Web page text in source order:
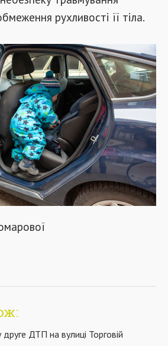
рухливості її тіла.
ДТП на вулиці Торговій